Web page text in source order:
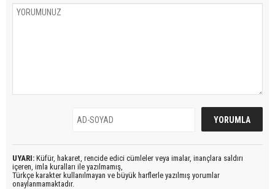
UYARI: Küfür, hakaret, rencide edici cümleler veya imalar, inançlara saldırı
içeren, imla kuralları ile yazılmamış,
Türkçe karakter kullanılmayan ve büyük harflerle yazılmış yorumlar
onaylanmamaktadır.